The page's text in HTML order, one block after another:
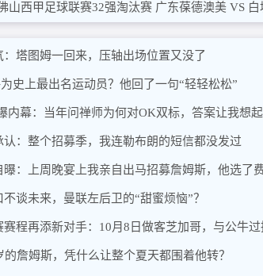
山西甲足球联赛32强淘汰赛 广东葆德澳美 VS
：塔图姆一回来，压轴出场位置又没了
史上最出名运动员？他回了一句“轻轻松松”
内幕：当年问禅师为何对OK双标，答案让我想
认：整个招募季，我连勒布朗的短信都没发过
曝：上周晚宴上我亲自出马招募詹姆斯，他选了
不谈未来，曼联左后卫的“甜蜜烦恼”？
赛程再添新对手：10月8日做客芝加哥，与公牛过
的詹姆斯，凭什么让整个夏天都围着他转？